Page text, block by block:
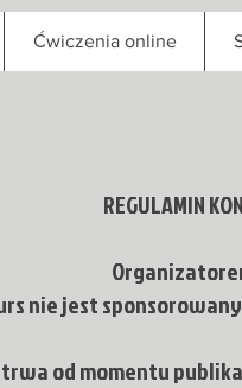
Ćwiczenia online
REGULAMIN
nie jest
trwa od momentu